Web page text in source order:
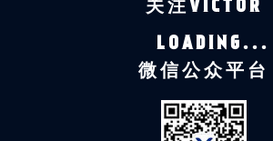
关注VICTOR
LOADING...
微信公众平台